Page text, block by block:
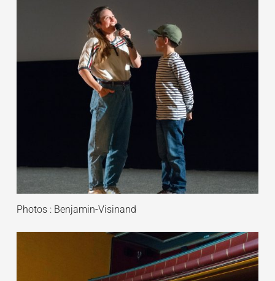
Photos : Benjamin-Visinand